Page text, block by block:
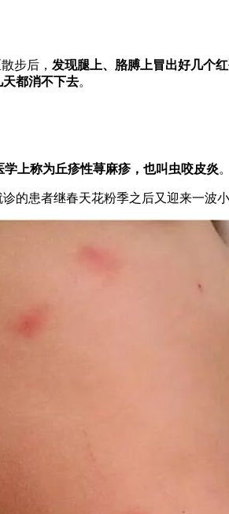
步后， 发现腿上、胳膊上冒出好几个
都消不下去。
上称为丘疹性荨麻疹，也叫虫咬皮炎。
患者继春天花粉季之后又迎来一波小